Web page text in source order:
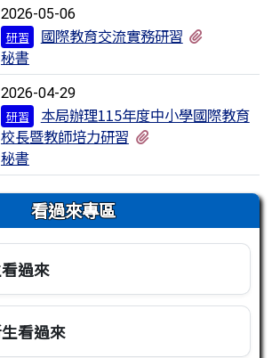
2026-05-06
研習 國際教育交流實務研習
秘書
2026-04-29
研習
本局辦理115年度中小學國際教育
校長暨教師培力研習
秘書
看過來專區
過來
看過來